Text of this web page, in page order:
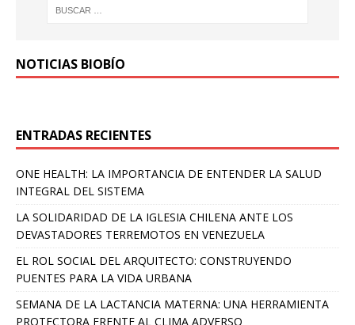
NOTICIAS BIOBÍO
ENTRADAS RECIENTES
ONE HEALTH: LA IMPORTANCIA DE ENTENDER LA SALUD
INTEGRAL DEL SISTEMA
LA SOLIDARIDAD DE LA IGLESIA CHILENA ANTE LOS
DEVASTADORES TERREMOTOS EN VENEZUELA
EL ROL SOCIAL DEL ARQUITECTO: CONSTRUYENDO
PUENTES PARA LA VIDA URBANA
SEMANA DE LA LACTANCIA MATERNA: UNA HERRAMIENTA
PROTECTORA FRENTE AL CLIMA ADVERSO